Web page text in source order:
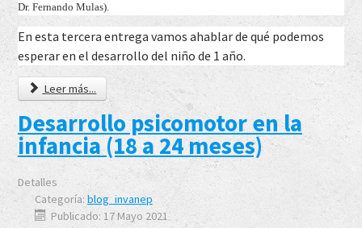
Dr. Fernando Mulas).
En esta tercera entrega vamos ahablar de qué podemos
esperar en el desarrollo del niño de 1 año.
Leer más...
Desarrollo psicomotor en la
infancia (18 a 24 meses)
Detalles
Categoría: blog_invanep
Publicado: 17 Mayo 2021